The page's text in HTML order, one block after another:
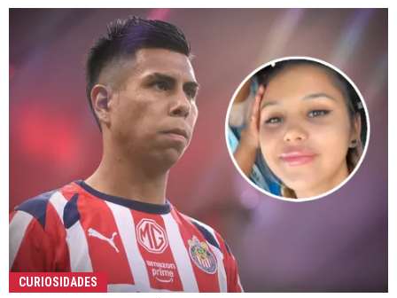
CURIOSIDADES